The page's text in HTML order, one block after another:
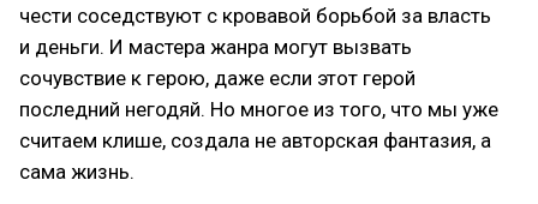
чести соседствуют с кровавой борьбой за власть
и деньги. И мастера жанра могут вызвать
сочувствие к герою, даже если этот герой
последний негодяй. Но многое из того, что мы уже
считаем клише, создала не авторская фантазия, а
сама жизнь.